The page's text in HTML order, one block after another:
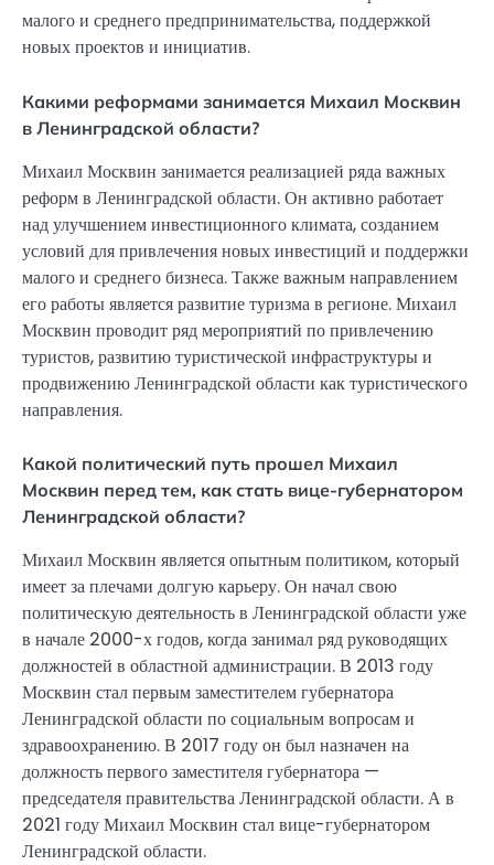
малого и среднего предпринимательства, поддержкой
новых проектов и инициатив.
Какими реформами занимается Михаил Москвин
в Ленинградской области?
Михаил Москвин занимается реализацией ряда важных
реформ в Ленинградской области. Он активно работает
над улучшением инвестиционного климата, созданием
условий для привлечения новых инвестиций и поддержки
малого и среднего бизнеса. Также важным направлением
его работы является развитие туризма в регионе. Михаил
Москвин проводит ряд мероприятий по привлечению
туристов, развитию туристической инфраструктуры и
продвижению Ленинградской области как туристического
направления.
Какой политический путь прошел Михаил
Москвин перед тем, как стать вице-губернатором
Ленинградской области?
Михаил Москвин является опытным политиком, который
имеет за плечами долгую карьеру. Он начал свою
политическую деятельность в Ленинградской области уже
в начале 2000-х годов, когда занимал ряд руководящих
должностей в областной администрации. В 2013 году
Москвин стал первым заместителем губернатора
Ленинградской области по социальным вопросам и
здравоохранению. В 2017 году он был назначен на
должность первого заместителя губернатора —
председателя правительства Ленинградской области. А в
2021 году Михаил Москвин стал вице-губернатором
Ленинградской области.